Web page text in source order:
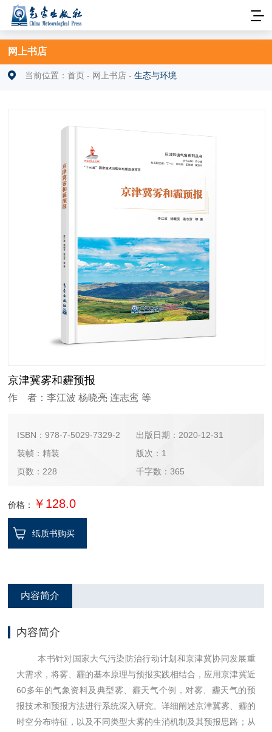
网上书店
当前位置：首页 - 网上书店 -生态与环境
京津冀雾和霾预报
作 者：李江波 杨晓亮 连志鸾 等
ISBN：978-7-5029-7329-2
出版日期：2020-12-31
装帧：精装
版次：1
页数：228
千字数：365
价格： ￥128.0
纸质书购买
内容简介
内容简介
本书针对国家大气污染防治行动计划和京津冀协同发展重
大需求，将雾、霾的基本原理与预报实践相结合，应用京津冀近
60多年的气象资料及典型雾、霾天气个例，对雾、霾天气的预
报技术和预报方法进行系统深入研究。详细阐述京津冀雾、霾的
时空分布特征，以及不同类型大雾的生消机制及其预报思路；从